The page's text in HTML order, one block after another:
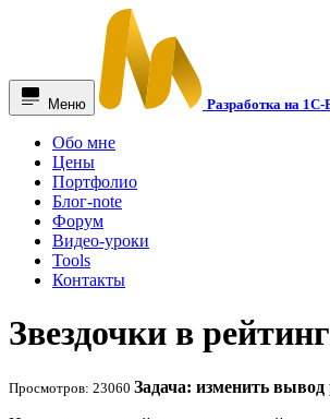
Меню Разработка на
Обо мне
Цены
Портфолио
Блог-note
Форум
Видео-уроки
Tools
Контакты
Звездочки в
Просмотров: 23060 Задача: изменить